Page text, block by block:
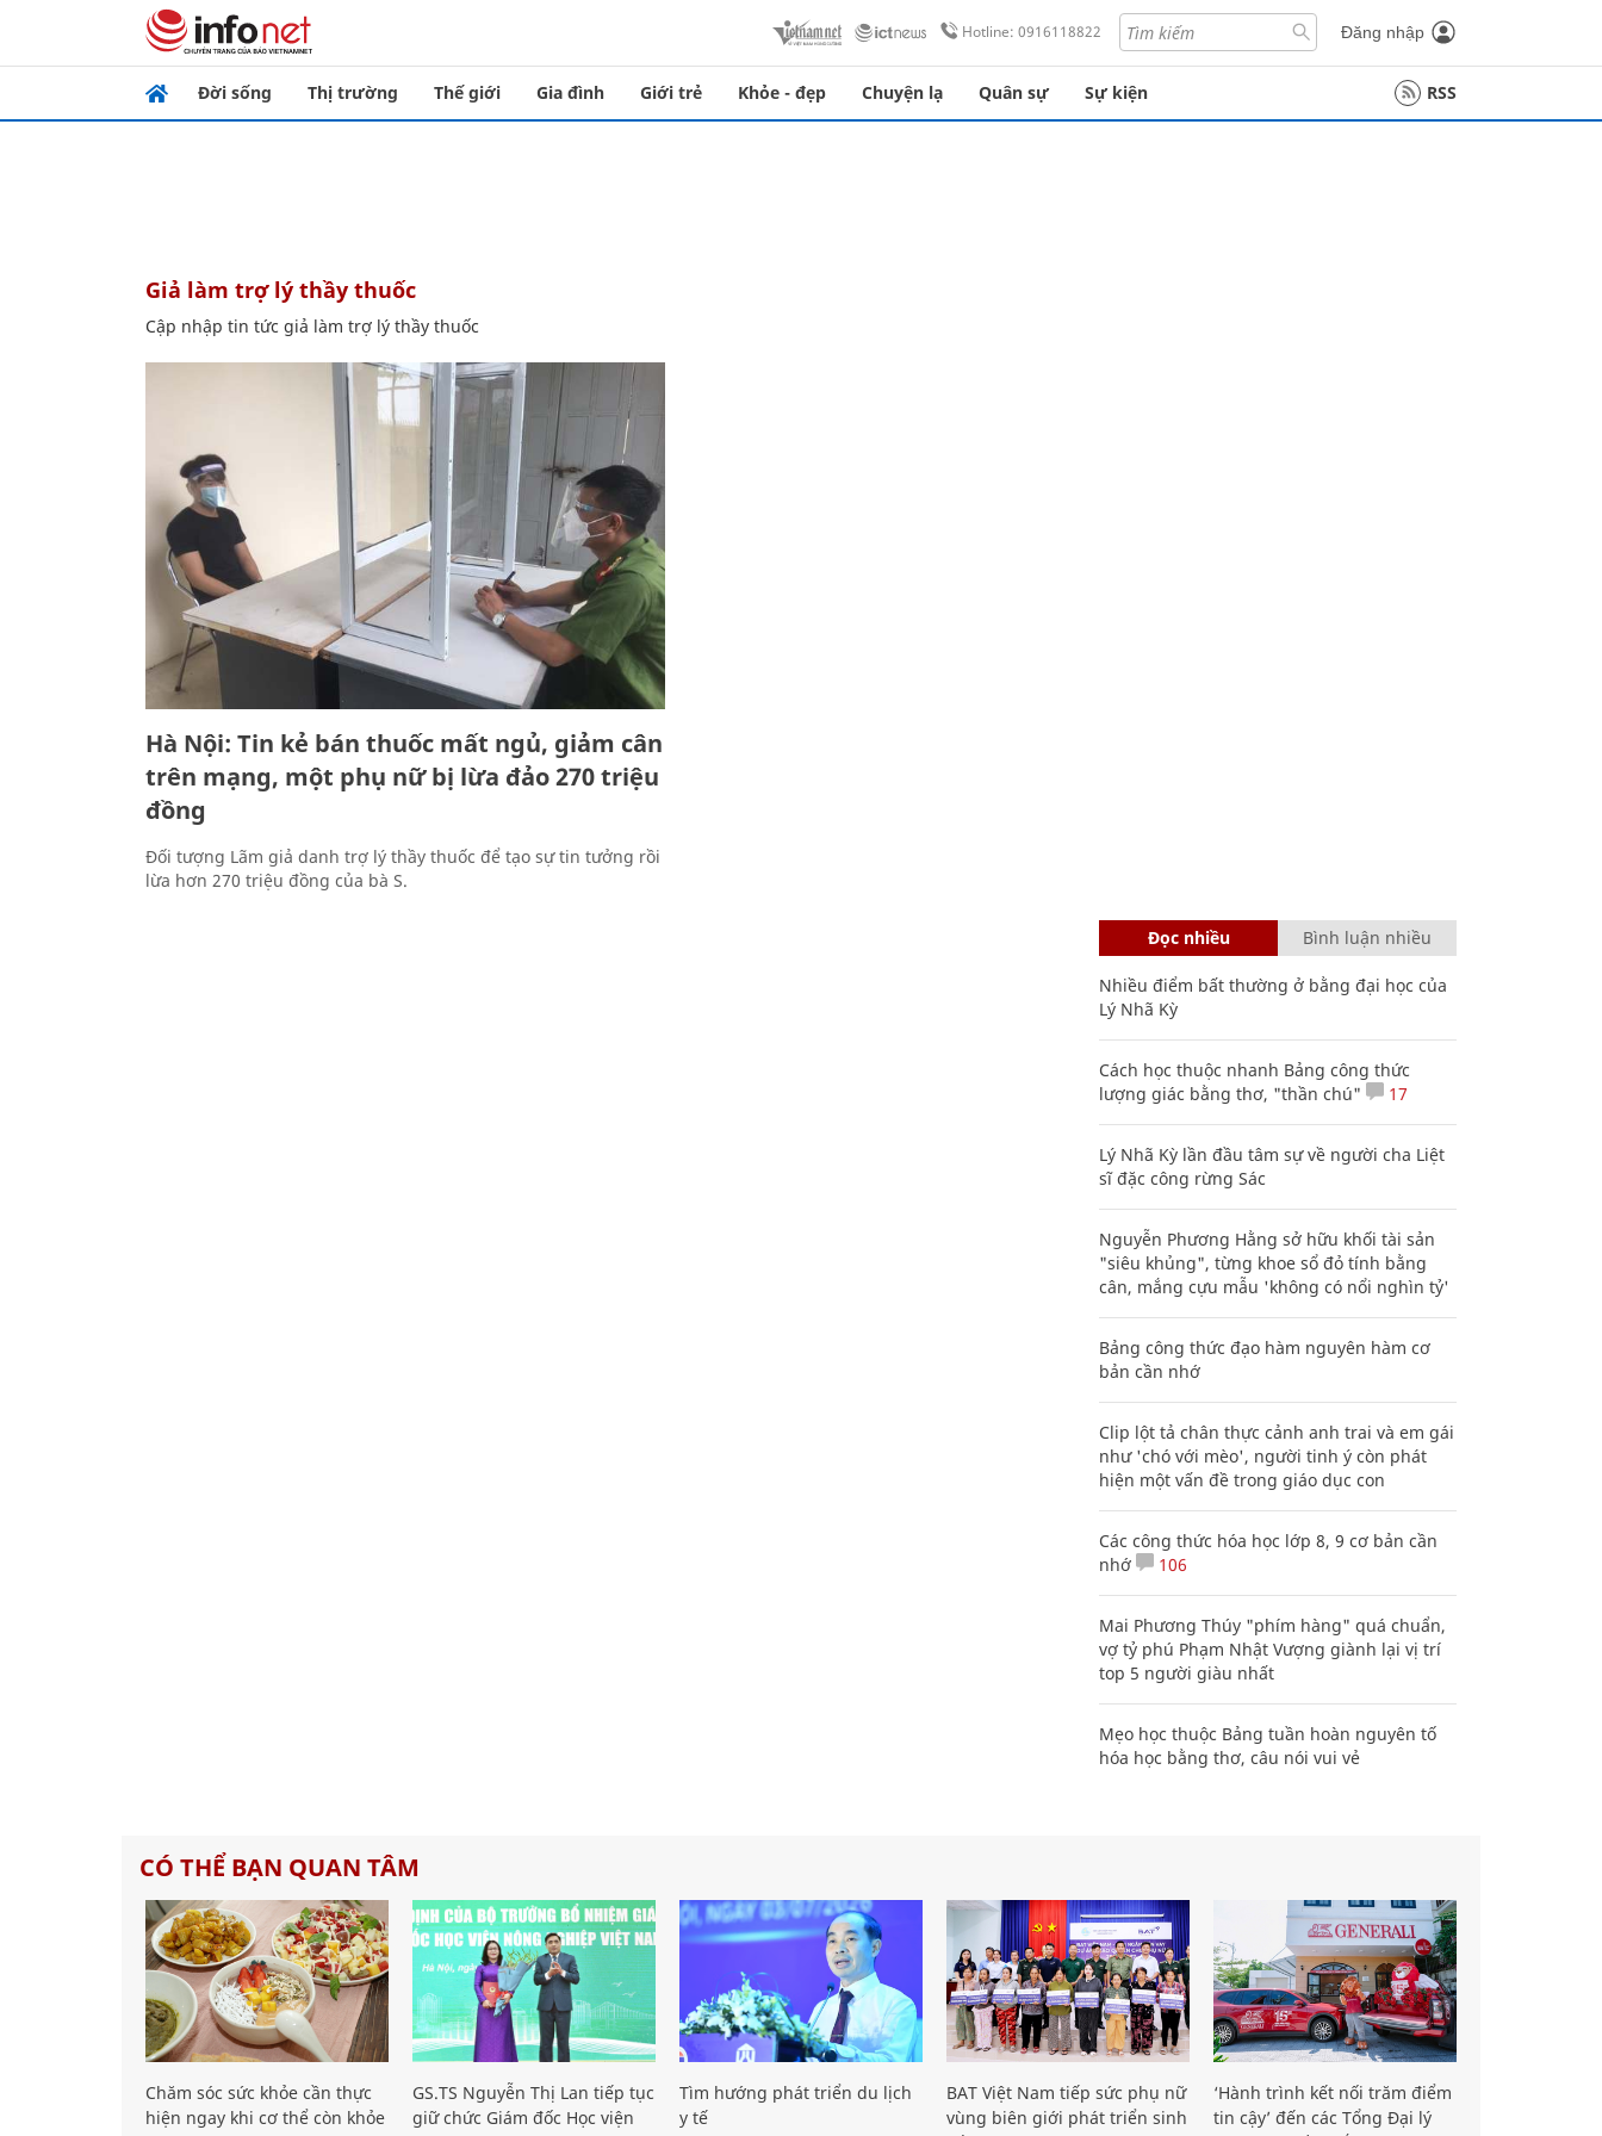
Hotline: 0916118822 Đăng nhập
Đời sống Thị trường Thế giới Gia đình Giới trẻ Khỏe - đẹp Chuyện lạ Quân sự Sự kiện RSS
giả làm trợ lý thầy thuốc
Cập nhập tin tức giả làm trợ lý thầy thuốc
Hà Nội: Tin kẻ bán thuốc mất ngủ, giảm cân
trên mạng, một phụ nữ bị lừa đảo 270 triệu
đồng
Đối tượng Lãm giả danh trợ lý thầy thuốc để tạo sự tin tưởng rồi
lừa hơn 270 triệu đồng của bà S.
Đọc nhiều Bình luận nhiều
Nhiều điểm bất thường ở bằng đại học của
Lý Nhã Kỳ
Cách học thuộc nhanh Bảng công thức
lượng giác bằng thơ, "thần chú"
17
Lý Nhã Kỳ lần đầu tâm sự về người cha Liệt
sĩ đặc công rừng Sác
Nguyễn Phương Hằng sở hữu khối tài sản
"siêu khủng", từng khoe sổ đỏ tính bằng
cân, mắng cựu mẫu 'không có nổi nghìn tỷ'
Bảng công thức đạo hàm nguyên hàm cơ
bản cần nhớ
Clip lột tả chân thực cảnh anh trai và em gái
như 'chó với mèo', người tinh ý còn phát
hiện một vấn đề trong giáo dục con
Các công thức hóa học lớp 8, 9 cơ bản cần
nhớ
106
Mai Phương Thúy "phím hàng" quá chuẩn,
vợ tỷ phú Phạm Nhật Vượng giành lại vị trí
top 5 người giàu nhất
Mẹo học thuộc Bảng tuần hoàn nguyên tố
hóa học bằng thơ, câu nói vui vẻ
CÓ THỂ BẠN QUAN TÂM
Chăm sóc sức khỏe cần thực
hiện ngay khi cơ thể còn khỏe
GS.TS Nguyễn Thị Lan tiếp tục
giữ chức Giám đốc Học viện
Tìm hướng phát triển du lịch
y tế
BAT Việt Nam tiếp sức phụ nữ
vùng biên giới phát triển sinh
‘Hành trình kết nối trăm điểm
tin cậy’ đến các Tổng Đại lý